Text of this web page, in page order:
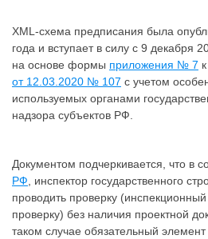
XML-схема предписания была
года и вступает в силу с 9 декабря
на основе формы приложения № 7 к
от 12.03.2020 № 107 с учетом
используемых органами
надзора субъектов РФ.
Документом подчеркивается, что в
РФ , инспектор государственного
проводить проверку
проверку) без наличия проектной
таком случае обязательный